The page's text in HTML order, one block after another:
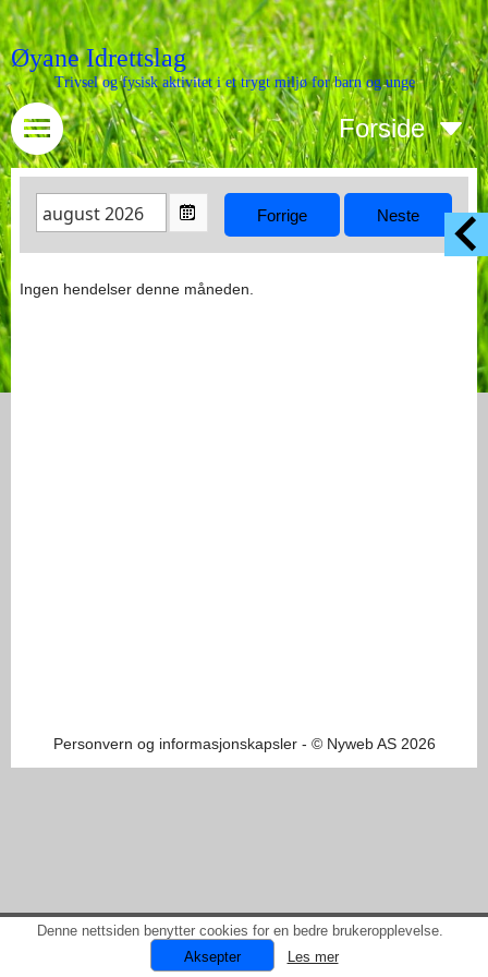
Øyane Idrettslag
Trivsel og fysisk aktivitet i et trygt miljø for barn og unge
Forside
Ingen hendelser denne måneden.
Personvern og informasjonskapsler- © Nyweb AS 2026
Denne nettsiden benytter cookies for en bedre brukeropplevelse.
Les mer